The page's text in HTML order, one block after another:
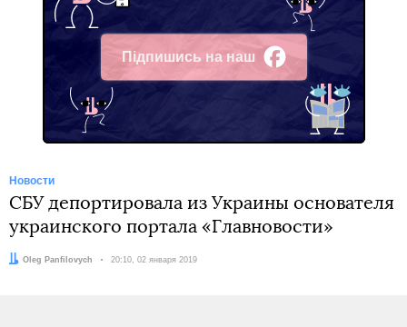
Підпишись на наш
Facebook
Новости
СБУ депортировала из Украины основателя
украинского портала «Главновости»
Автор:
Oleg Panfilovych Дата:
20:10, 02 января 2019